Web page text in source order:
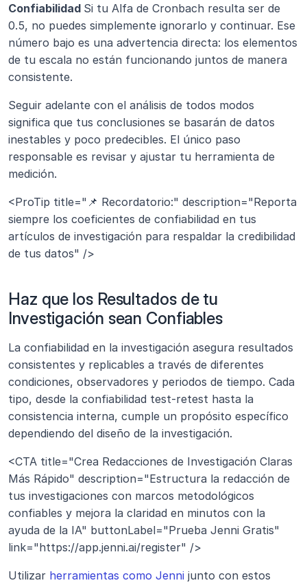
Confiabilidad Si tu Alfa de Cronbach resulta ser de
0.5, no puedes simplemente ignorarlo y continuar. Ese
número bajo es una advertencia directa: los elementos
de tu escala no están funcionando juntos de manera
consistente.
Seguir adelante con el análisis de todos modos
significa que tus conclusiones se basarán de datos
inestables y poco predecibles. El único paso
responsable es revisar y ajustar tu herramienta de
medición.
<ProTip title="📌 Recordatorio:" description="Reporta
siempre los coeficientes de confiabilidad en tus
artículos de investigación para respaldar la credibilidad
de tus datos" />
Haz que los Resultados de tu
Investigación sean Confiables
La confiabilidad en la investigación asegura resultados
consistentes y replicables a través de diferentes
condiciones, observadores y periodos de tiempo. Cada
tipo, desde la confiabilidad test-retest hasta la
consistencia interna, cumple un propósito específico
dependiendo del diseño de la investigación.
<CTA title="Crea Redacciones de Investigación Claras
Más Rápido" description="Estructura la redacción de
tus investigaciones con marcos metodológicos
confiables y mejora la claridad en minutos con la
ayuda de la IA" buttonLabel="Prueba Jenni Gratis"
link="https://app.jenni.ai/register" />
Utilizar herramientas como Jenni junto con estos